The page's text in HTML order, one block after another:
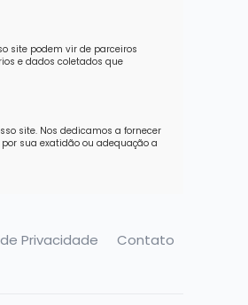
site podem vir de parceiros
e dados coletados que
site. Nos dedicamos a fornecer
sua exatidão ou adequação a
Privacidade Contato